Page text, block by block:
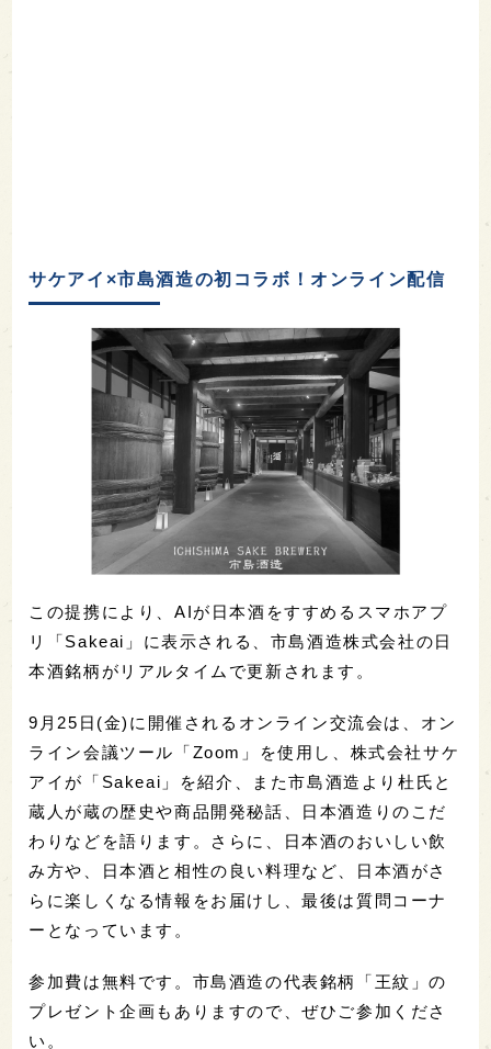
サケアイ×市島酒造の初コラボ！オンライン配信
この提携により、AIが日本酒をすすめるスマホアプ
リ「Sakeai」に表示される、市島酒造株式会社の日
本酒銘柄がリアルタイムで更新されます。
9月25日(金)に開催されるオンライン交流会は、オン
ライン会議ツール「Zoom」を使用し、株式会社サケ
アイが「Sakeai」を紹介、また市島酒造より杜氏と
蔵人が蔵の歴史や商品開発秘話、日本酒造りのこだ
わりなどを語ります。さらに、日本酒のおいしい飲
み方や、日本酒と相性の良い料理など、日本酒がさ
らに楽しくなる情報をお届けし、最後は質問コーナ
ーとなっています。
参加費は無料です。市島酒造の代表銘柄「王紋」の
プレゼント企画もありますので、ぜひご参加くださ
い。